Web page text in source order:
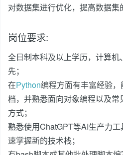
对数据集进行优化，提高数据集
岗位要求:
全日制本科及以上学历，计算
先；
在Python编程方面有丰富经验
档，并熟悉面向对象编程以及
方式；
熟悉使用ChatGPT等AI生产力
速掌握新的技术栈；